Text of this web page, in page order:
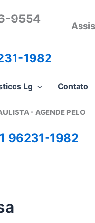
9554
1982
Lg Contato
- AGENDE PELO
96231-1982